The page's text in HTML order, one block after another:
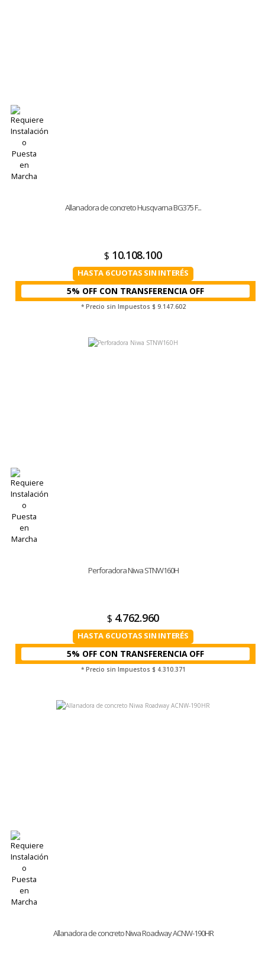
Allanadora de concreto Husqvarna BG375 F...
$ 10.108.100
HASTA 6 CUOTAS SIN INTERÉS
5% OFF CON TRANSFERENCIA
* Precio sin Impuestos $ 9.147.602
Perforadora Niwa STNW160H
$ 4.762.960
HASTA 6 CUOTAS SIN INTERÉS
5% OFF CON TRANSFERENCIA
* Precio sin Impuestos $ 4.310.371
Allanadora de concreto Niwa Roadway ACNW-190HR